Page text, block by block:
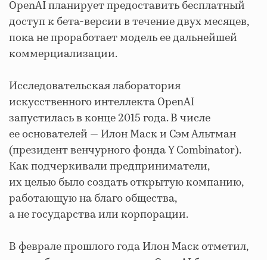
OpenAI планирует предоставить бесплатный
доступ к бета-версии в течение двух месяцев,
пока не проработает модель ее дальнейшей
коммерциализации.
Исследовательская лаборатория
искусственного интеллекта OpenAI
запустилась в конце 2015 года. В числе
ее основателей ― Илон Маск и Сэм Альтман
(президент венчурного фонда Y Combinator).
Как подчеркивали предприниматели,
их целью было создать открытую компанию,
работающую на благо общества,
а не государства или корпорации.
В феврале прошлого года Илон Маск отметил,